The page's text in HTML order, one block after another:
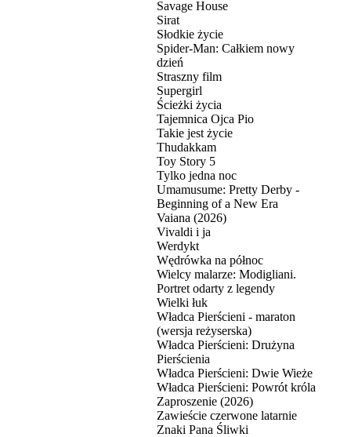
Savage House
Sirat
Słodkie życie
Spider-Man: Całkiem nowy
dzień
Straszny film
Supergirl
Ścieżki życia
Tajemnica Ojca Pio
Takie jest życie
Thudakkam
Toy Story 5
Tylko jedna noc
Umamusume: Pretty Derby -
Beginning of a New Era
Vaiana (2026)
Vivaldi i ja
Werdykt
Wędrówka na północ
Wielcy malarze: Modigliani.
Portret odarty z legendy
Wielki łuk
Władca Pierścieni - maraton
(wersja reżyserska)
Władca Pierścieni: Drużyna
Pierścienia
Władca Pierścieni: Dwie Wieże
Władca Pierścieni: Powrót króla
Zaproszenie (2026)
Zawieście czerwone latarnie
Znaki Pana Śliwki